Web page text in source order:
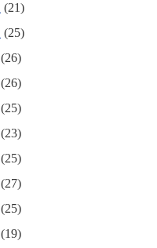
(21)
(25)
(26)
(26)
(25)
(23)
(25)
(27)
(25)
(19)